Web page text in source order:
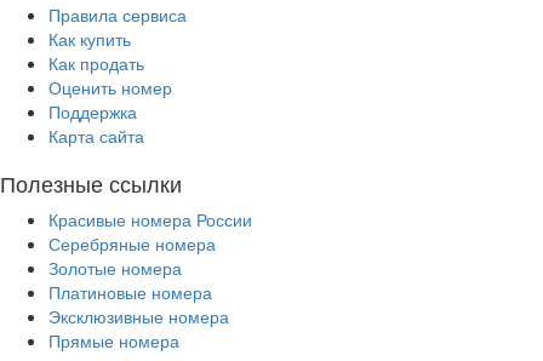
Правила сервиса
Как купить
Как продать
Оценить номер
Поддержка
Карта сайта
Полезные ссылки
Красивые номера России
Серебряные номера
Золотые номера
Платиновые номера
Эксклюзивные номера
Прямые номера